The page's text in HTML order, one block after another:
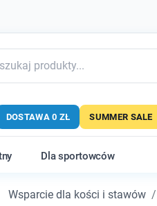
DOSTAWA 0 ZŁ SUMMER SALE
Dla sportowców
Wsparcie dla kości i stawów